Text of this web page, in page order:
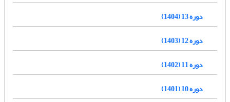
دوره 13 (1404)
دوره 12 (1403)
دوره 11 (1402)
دوره 10 (1401)